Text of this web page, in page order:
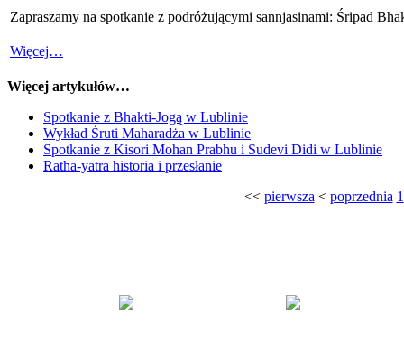
Zapraszamy na spotkanie z podróżującymi sannjasinami: Śripad
Więcej…
Więcej artykułów…
Spotkanie z Bhakti-Jogą w Lublinie
Wykład Śruti Maharadża w Lublinie
Spotkanie z Kisori Mohan Prabhu i Sudevi Didi w Lublinie
Ratha-yatra historia i przesłanie
<< pierwsza < poprzednia 1